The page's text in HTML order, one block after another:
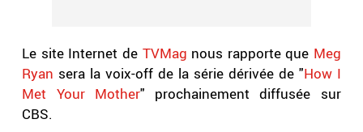
Le site Internet de TVMag nous rapporte que Meg
Ryan sera la voix-off de la série dérivée de "How I
Met Your Mother" prochainement diffusée sur
CBS.